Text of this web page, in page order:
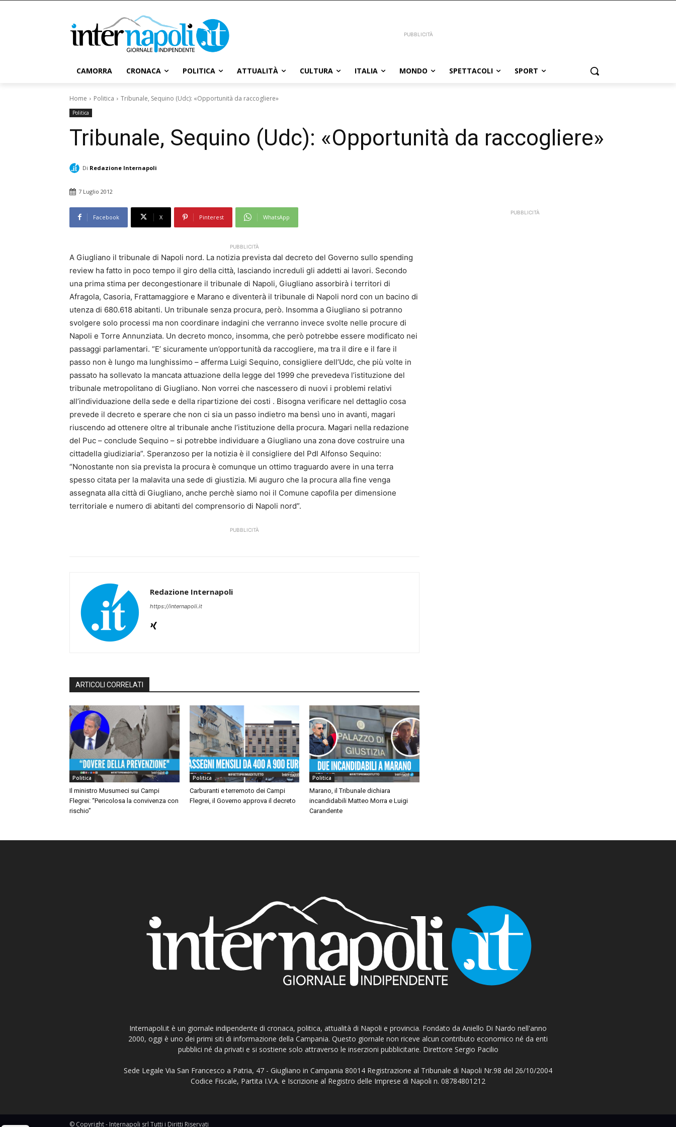
PUBBLICITÀ
CAMORRA CRONACA POLITICA ATTUALITÀ CULTURA ITALIA MONDO SPETTACOLI SPORT
Home Politica Tribunale, Sequino (Udc): «Opportunità da raccogliere»
Politica
Tribunale, Sequino (Udc): «Opportunità da raccogliere»
Di Redazione Internapoli
7 Luglio 2012
Facebook X Pinterest WhatsApp
PUBBLICITÀ
A Giugliano il tribunale di Napoli nord. La notizia prevista dal decreto del Governo sullo spending
review ha fatto in poco tempo il giro della città, lasciando increduli gli addetti ai lavori. Secondo
una prima stima per decongestionare il tribunale di Napoli, Giugliano assorbirà i territori di
Afragola, Casoria, Frattamaggiore e Marano e diventerà il tribunale di Napoli nord con un bacino di
utenza di 680.618 abitanti. Un tribunale senza procura, però. Insomma a Giugliano si potranno
svolgere solo processi ma non coordinare indagini che verranno invece svolte nelle procure di
Napoli e Torre Annunziata. Un decreto monco, insomma, che però potrebbe essere modificato nei
passaggi parlamentari. “E’ sicuramente un’opportunità da raccogliere, ma tra il dire e il fare il
passo non è lungo ma lunghissimo – afferma Luigi Sequino, consigliere dell’Udc, che più volte in
passato ha sollevato la mancata attuazione della legge del 1999 che prevedeva l’istituzione del
tribunale metropolitano di Giugliano. Non vorrei che nascessero di nuovi i problemi relativi
all’individuazione della sede e della ripartizione dei costi . Bisogna verificare nel dettaglio cosa
prevede il decreto e sperare che non ci sia un passo indietro ma bensì uno in avanti, magari
riuscendo ad ottenere oltre al tribunale anche l’istituzione della procura. Magari nella redazione
del Puc – conclude Sequino – si potrebbe individuare a Giugliano una zona dove costruire una
cittadella giudiziaria”. Speranzoso per la notizia è il consigliere del Pdl Alfonso Sequino:
“Nonostante non sia prevista la procura è comunque un ottimo traguardo avere in una terra
spesso citata per la malavita una sede di giustizia. Mi auguro che la procura alla fine venga
assegnata alla città di Giugliano, anche perchè siamo noi il Comune capofila per dimensione
territoriale e numero di abitanti del comprensorio di Napoli nord”.
PUBBLICITÀ
Redazione Internapoli
https://internapoli.it
ARTICOLI CORRELATI
Politica
Il ministro Musumeci sui Campi
Flegrei: “Pericolosa la convivenza con
rischio”
Politica
Carburanti e terremoto dei Campi
Flegrei, il Governo approva il decreto
Politica
Marano, il Tribunale dichiara
incandidabili Matteo Morra e Luigi
Carandente
PUBBLICITÀ
Internapoli.it è un giornale indipendente di cronaca, politica, attualità di Napoli e provincia. Fondato da Aniello Di Nardo nell'anno
2000, oggi è uno dei primi siti di informazione della Campania. Questo giornale non riceve alcun contributo economico né da enti
pubblici né da privati e si sostiene solo attraverso le inserzioni pubblicitarie. Direttore Sergio Pacilio
Sede Legale Via San Francesco a Patria, 47 - Giugliano in Campania 80014 Registrazione al Tribunale di Napoli Nr.98 del 26/10/2004
Codice Fiscale, Partita I.V.A. e Iscrizione al Registro delle Imprese di Napoli n. 08784801212
© Copyright - Internapoli srl Tutti i Diritti Riservati